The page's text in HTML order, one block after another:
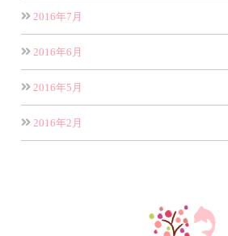
2016年7月
2016年6月
2016年5月
2016年2月